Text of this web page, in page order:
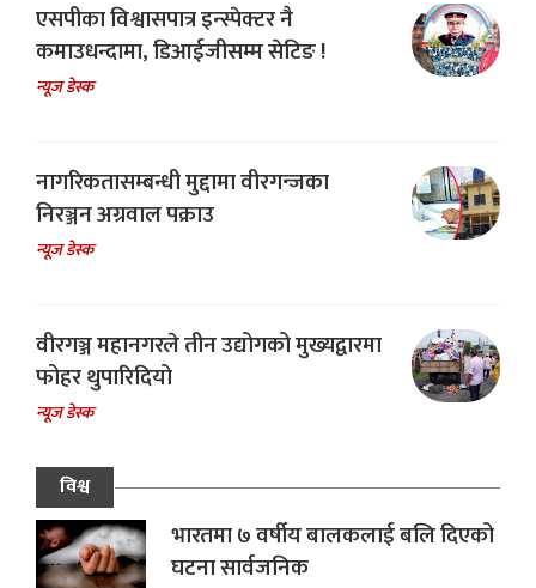
एसपीका विश्वासपात्र इन्स्पेक्टर नै
कमाउधन्दामा, डिआईजीसम्म सेटिङ !
न्यूज डेस्क
नागरिकतासम्बन्धी मुद्दामा वीरगन्जका
निरञ्जन अग्रवाल पक्राउ
न्यूज डेस्क
वीरगञ्ज महानगरले तीन उद्योगको मुख्यद्वारमा
फोहर थुपारिदियो
न्यूज डेस्क
विश्व
भारतमा ७ वर्षीय बालकलाई बलि दिएको
घटना सार्वजनिक